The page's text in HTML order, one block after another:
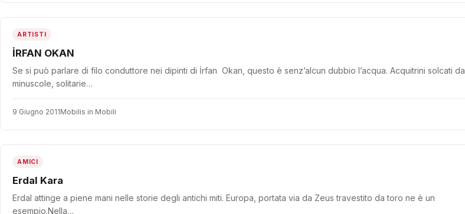
ARTISTI
İRFAN OKAN
Se si può parlare di filo conduttore nei dipinti di İrfan Okan, questo è senz’alcun dubbio l’acqua. Acquitrini solcati da
minuscole, solitarie…
9 Giugno 2011Mobilis in Mobili
AMICI
Erdal Kara
Erdal attinge a piene mani nelle storie degli antichi miti. Europa, portata via da Zeus travestito da toro ne è un
esempio.Nella…